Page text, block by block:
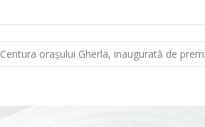
Centura oraşului Gherla, inaugurată de